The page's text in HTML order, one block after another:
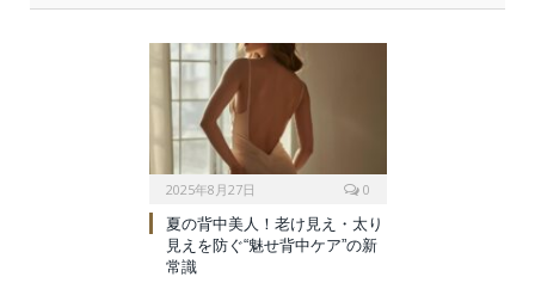
2025年8月27日
0
夏の背中美人！老け見え・太り
見えを防ぐ“魅せ背中ケア”の新
常識